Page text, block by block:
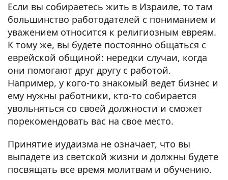
Если вы собираетесь жить в Израиле, то там
большинство работодателей с пониманием и
уважением относится к религиозным евреям.
К тому же, вы будете постоянно общаться с
еврейской общиной: нередки случаи, когда
они помогают друг другу с работой.
Например, у кого-то знакомый ведет бизнес и
ему нужны работники, кто-то собирается
увольняться со своей должности и сможет
порекомендовать вас на свое место.
Принятие иудаизма не означает, что вы
выпадете из светской жизни и должны будете
посвящать все время молитвам и обучению.